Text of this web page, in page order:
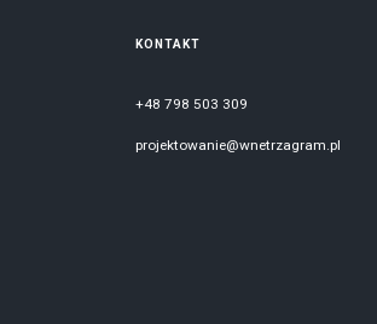
KONTAKT
+48 798 503 309
projektowanie@wnetrzagram.pl